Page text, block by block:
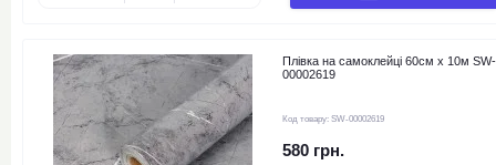
Плівка на самоклейці 60см х 10м SW-
00002619
Код товару: SW-00002619
580 грн.